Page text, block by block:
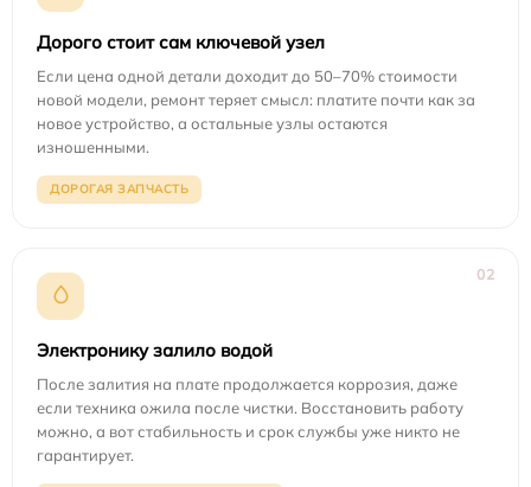
Дорого стоит сам ключевой узел
Если цена одной детали доходит до 50–70% стоимости
новой модели, ремонт теряет смысл: платите почти как за
новое устройство, а остальные узлы остаются
изношенными.
ДОРОГАЯ ЗАПЧАСТЬ
02
Электронику залило водой
После залития на плате продолжается коррозия, даже
если техника ожила после чистки. Восстановить работу
можно, а вот стабильность и срок службы уже никто не
гарантирует.